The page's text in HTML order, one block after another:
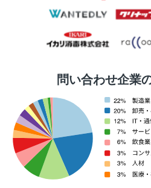
問い合わせ企業